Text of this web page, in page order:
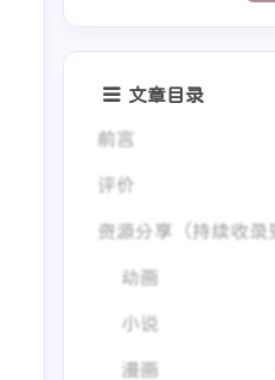
文章目录
前言
评价
资源分享（持续收录
动画
小说
漫画